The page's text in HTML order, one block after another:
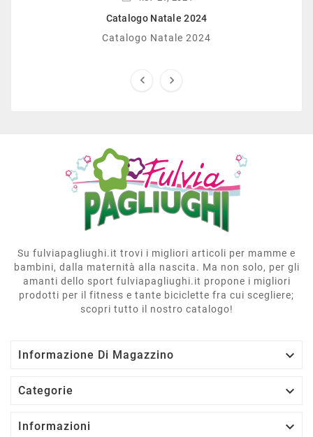
Catalogo Natale 2024
Catalogo Natale 2024
 
Su fulviapagliughi.it trovi i migliori articoli per mamme e
bambini, dalla maternità alla nascita. Ma non solo, per gli
amanti dello sport fulviapagliughi.it propone i migliori
prodotti per il fitness e tante biciclette fra cui scegliere;
scopri tutto il nostro catalogo!
Informazione Di Magazzino 
Categorie 
Informazioni 